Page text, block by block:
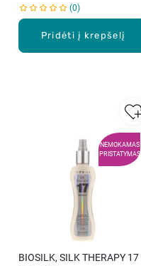
Pridėti į krepšelį
0
NEMOKAMAS
PRISTATYMAS
BIOSILK, SILK THERAPY 17